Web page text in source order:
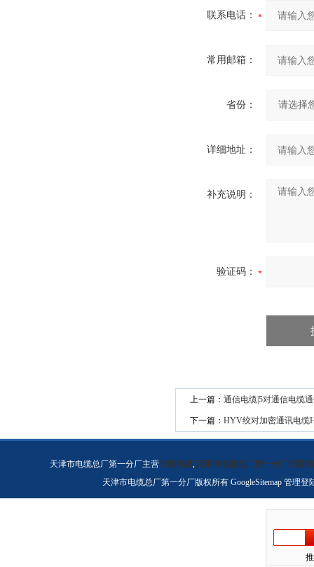
联系电话：
常用邮箱：
省份：
详细地址：
补充说明：
验证码：
上一篇： 通信电缆|5对通信电缆
下一篇： HYV绞对加密通讯电缆
天津市电缆总厂第一分厂主营天联电缆,天津市电缆总厂第一分厂天联电
天津市电缆总厂第一分厂版权所有 GoogleSitemap 管理登